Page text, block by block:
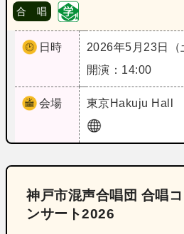
合 唱
日時
2026年5月23日（
開演：14:00
会場 東京Hakuju Hall
神戸市混声合唱団 合唱
ンサート2026